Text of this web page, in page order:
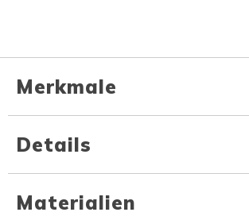
Merkmale
Details
Materialien